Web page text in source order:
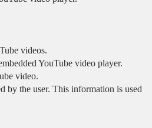
videos.
YouTube video player.
video.
the user. This information is used